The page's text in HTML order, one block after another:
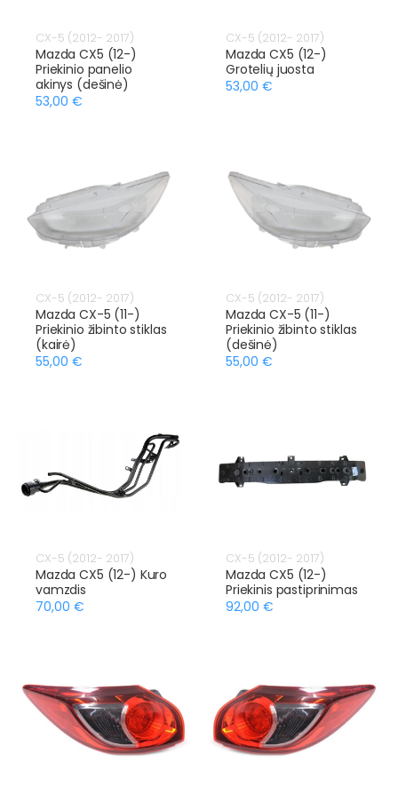
CX-5 (2012- 2017)
Mazda CX5 (12-)
Priekinio panelio
akinys (dešinė)
53,00 €
CX-5 (2012- 2017)
Mazda CX5 (12-)
Grotelių juosta
53,00 €
CX-5 (2012- 2017)
Mazda CX-5 (11-)
Priekinio žibinto stiklas
(kairė)
55,00 €
CX-5 (2012- 2017)
Mazda CX-5 (11-)
Priekinio žibinto stiklas
(dešinė)
55,00 €
CX-5 (2012- 2017)
Mazda CX5 (12-) Kuro
vamzdis
70,00 €
CX-5 (2012- 2017)
Mazda CX5 (12-)
Priekinis pastiprinimas
92,00 €